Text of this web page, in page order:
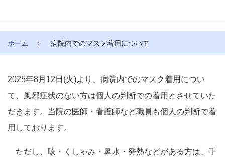
ホーム 病院内でのマスク着用について
2025年8月12日(火)より、病院内でのマスク着用につい
て、風邪症状のない方は個人の判断での着用とさせていた
だきます。当院の医師・看護師など職員も個人の判断で着
用しております。
ただし、咳・くしゃみ・鼻水・発熱などがある方は、手